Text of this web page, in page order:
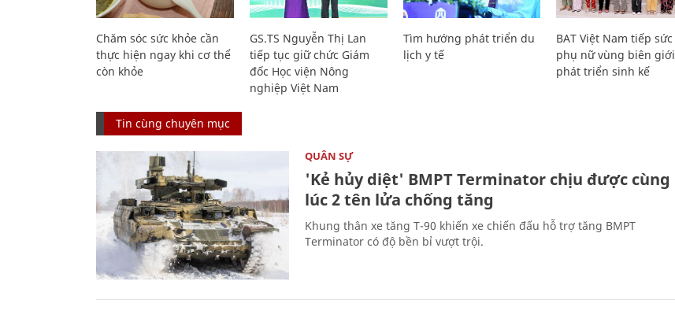
Chăm sóc sức khỏe cần
thực hiện ngay khi cơ thể
còn khỏe
GS.TS Nguyễn Thị Lan
tiếp tục giữ chức Giám
đốc Học viện Nông
nghiệp Việt Nam
Tìm hướng phát triển du
lịch y tế
BAT Việt Nam tiếp sức
phụ nữ vùng biên giới
phát triển sinh kế
Tin cùng chuyên mục
QUÂN SỰ
'Kẻ hủy diệt' BMPT Terminator chịu được cùng
lúc 2 tên lửa chống tăng
Khung thân xe tăng T-90 khiến xe chiến đấu hỗ trợ tăng BMPT
Terminator có độ bền bỉ vượt trội.